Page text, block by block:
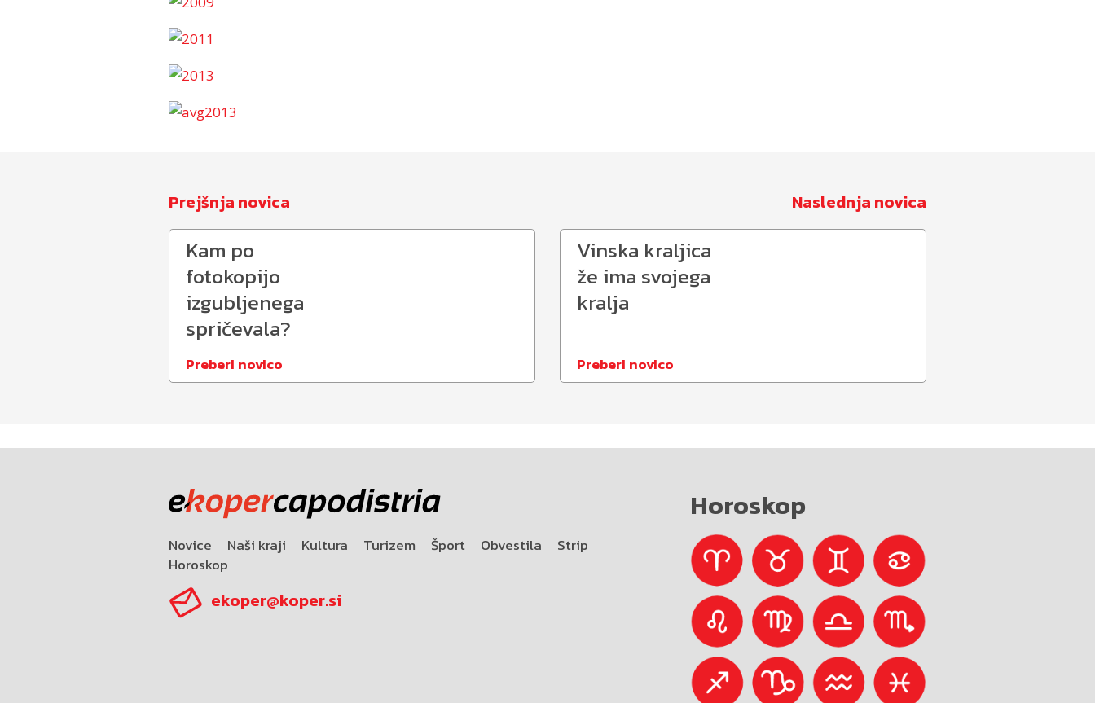
Prejšnja novica Naslednja novica
Kam po
fotokopijo
izgubljenega
spričevala?
Preberi novico
Vinska kraljica
že ima svojega
kralja
Preberi novico
Novice Naši kraji Kultura Turizem Šport Obvestila
Strip
Horoskop
ekoper@koper.si
Horoskop